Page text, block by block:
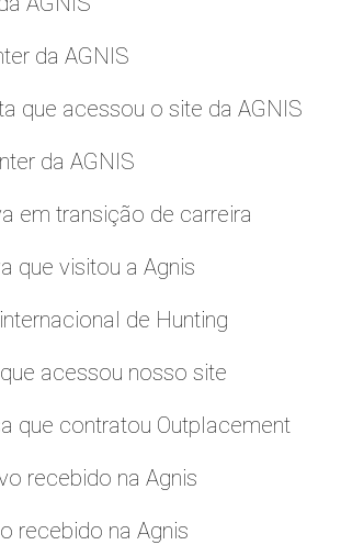
da AGNIS
que acessou o site da AGNIS
da AGNIS
em transição de carreira
que visitou a Agnis
de Hunting
acessou nosso site
que contratou Outplacement
recebido na Agnis
recebido na Agnis